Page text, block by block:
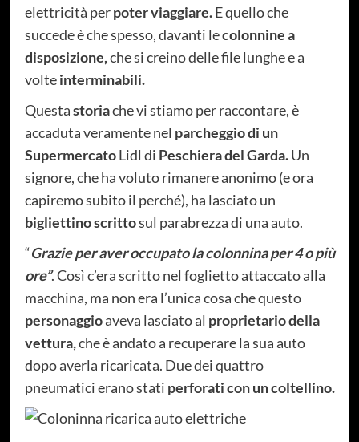
elettricità perpoter viaggiare.E quello che
succede è che spesso, davanti lecolonnine a
disposizione,che si creino delle file lunghe e a
volteinterminabili.
Questastoriache vi stiamo per raccontare, è
accaduta veramente nel parcheggio di un
SupermercatoLidl di Peschiera del Garda.Un
signore, che ha voluto rimanere anonimo (e ora
capiremo subito il perché), ha lasciato un
bigliettino scrittosul parabrezza di una auto.
“Grazie per aver occupato la colonnina per 4 o più
ore”. Così c’era scritto nel foglietto attaccato alla
macchina, ma non era l’unica cosa che questo
personaggioaveva lasciato al proprietario della
vettura,che è andato a recuperare la sua auto
dopo averla ricaricata. Due dei quattro
pneumatici erano stati perforati con un coltellino.